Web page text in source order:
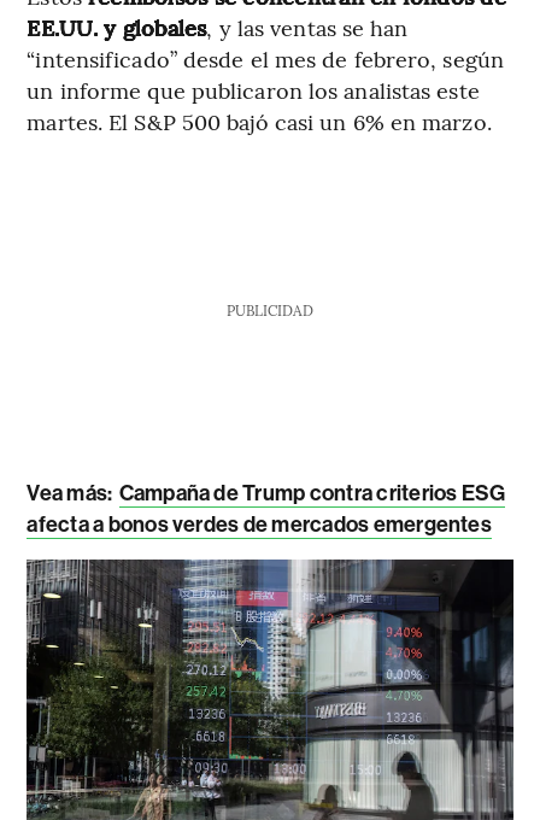
EE.UU. y globales, y las ventas se han
“intensificado” desde el mes de febrero, según
un informe que publicaron los analistas este
martes. El S&P 500 bajó casi un 6% en marzo.
PUBLICIDAD
Vea más: Campaña de Trump contra criterios ESG
afecta a bonos verdes de mercados emergentes